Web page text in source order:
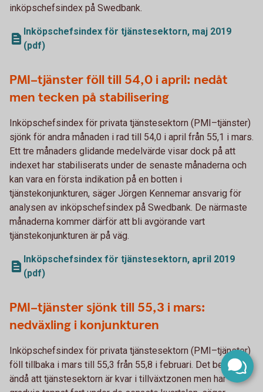
inköpschefsindex på Swedbank.
Inköpschefsindex för tjänstesektorn, maj 2019
(pdf)
PMI–tjänster föll till 54,0 i april: nedåt
men tecken på stabilisering
Inköpschefsindex för privata tjänstesektorn (PMI–tjänster)
sjönk för andra månaden i rad till 54,0 i april från 55,1 i mars.
Ett tre månaders glidande medelvärde visar dock på att
indexet har stabiliserats under de senaste månaderna och
kan vara en första indikation på en botten i
tjänstekonjunkturen, säger Jörgen Kennemar ansvarig för
analysen av inköpschefsindex på Swedbank. De närmaste
månaderna kommer därför att bli avgörande vart
tjänstekonjunkturen är på väg.
Inköpschefsindex för tjänstesektorn, april 2019
(pdf)
PMI–tjänster sjönk till 55,3 i mars:
nedväxling i konjunkturen
Inköpschefsindex för privata tjänstesektorn (PMI–tjänster)
föll tillbaka i mars till 55,3 från 55,8 i februari. Det betyder
ändå att tjänstesektorn är kvar i tillväxtzonen men har